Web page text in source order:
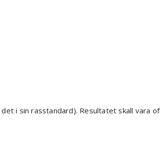
i sin rasstandard). Resultatet skall vara